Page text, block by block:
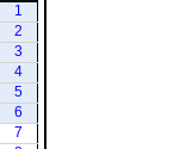
1
2
3
4
5
6
7